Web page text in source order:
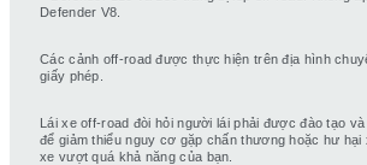
Defender V8.
Các cảnh off-road được thực hiện trên địa hình
giấy phép.
Lái xe off-road đòi hỏi người lái phải được đào tạo
để giảm thiểu nguy cơ gặp chấn thương hoặc hư
xe vượt quá khả năng của bạn.